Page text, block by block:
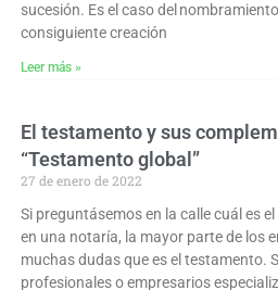
sucesión. Es el caso del
consiguiente creación
Leer más »
El testamento y sus
“Testamento global”
27 de enero de 2022
Si preguntásemos en la calle cuál es
en una notaría, la mayor parte de los
muchas dudas que es el testamento.
profesionales o empresarios